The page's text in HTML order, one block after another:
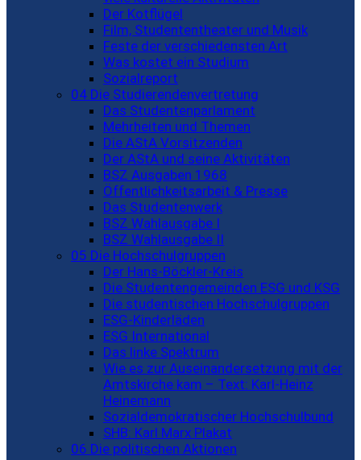
Der Kotflügel
Film, Studententheater und Musik
Feste der verschiedensten Art
Was kostet ein Studium
Sozialreport
04 Die Studierendenvertretung
Das Studentenparlament
Mehrheiten und Themen
Die AStA Vorsitzenden
Der AStA und seine Aktivitäten
BSZ Ausgaben 1968
Öffentlichkeitsarbeit & Presse
Das Studentenwerk
BSZ Wahlausgabe I
BSZ Wahlausgabe II
05 Die Hochschulgruppen
Der Hans-Böckler-Kreis
Die Studentengemeinden ESG und KSG
Die studentischen Hochschulgruppen
ESG-Kinderläden
ESG International
Das linke Spektrum
Wie es zur Auseinandersetzung mit der
Amtskirche kam – Text: Karl-Heinz
Heinemann
Sozialdemokratischer Hochschulbund
SHB: Karl Marx Plakat
06 Die politischen Aktionen